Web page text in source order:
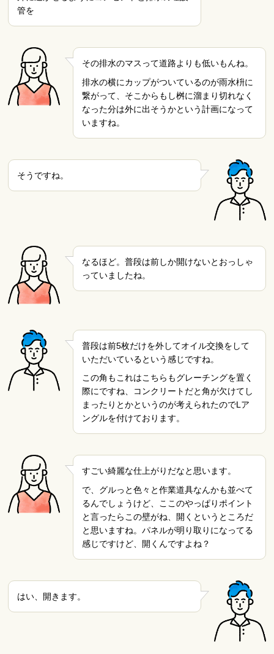
管を
その排水のマスって道路よりも低いもんね。
排水の横にカップがついているのが雨水枡に
繋がって、そこからもし桝に溜まり切れなく
なった分は外に出そうかという計画になって
いますね。
そうですね。
なるほど。普段は前しか開けないとおっしゃ
っていましたね。
普段は前5枚だけを外してオイル交換をして
いただいているという感じですね。
この角もこれはこちらもグレーチングを置く
際にですね、コンクリートだと角が欠けてし
まったりとかというのが考えられたのでLア
ングルを付けております。
すごい綺麗な仕上がりだなと思います。
で、グルっと色々と作業道具なんかも並べて
るんでしょうけど、ここのやっぱりポイント
と言ったらこの壁がね、開くというところだ
と思いますね。パネルが明り取りになってる
感じですけど、開くんですよね？
はい、開きます。